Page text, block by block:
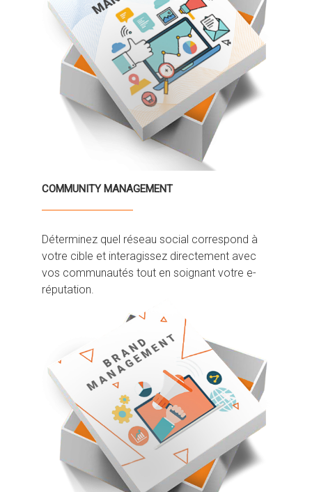
COMMUNITY MANAGEMENT
Déterminez quel réseau social correspond à
votre cible et interagissez directement avec
vos communautés tout en soignant votre e-
réputation.